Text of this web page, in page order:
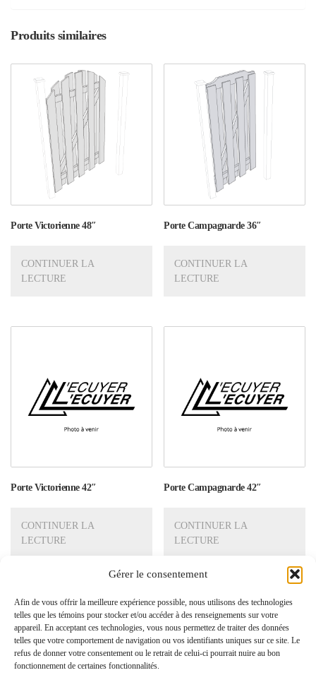
Gérer le consentement
Afin de vous offrir la meilleure expérience possible, nous utilisons des technologies
telles que les témoins pour stocker et/ou accéder à des renseignements sur votre
appareil. En acceptant ces technologies, vous nous permettez de traiter des données
telles que votre comportement de navigation ou vos identifiants uniques sur ce site. Le
refus de donner votre consentement ou le retrait de celui-ci pourrait nuire au bon
fonctionnement de certaines fonctionnalités.
Produits similaires
Porte Victorienne 48″
CONTINUER LA
LECTURE
Porte Campagnarde 36″
CONTINUER LA
LECTURE
Porte Victorienne 42″
CONTINUER LA
LECTURE
Porte Campagnarde 42″
CONTINUER LA
LECTURE
Recherche produit